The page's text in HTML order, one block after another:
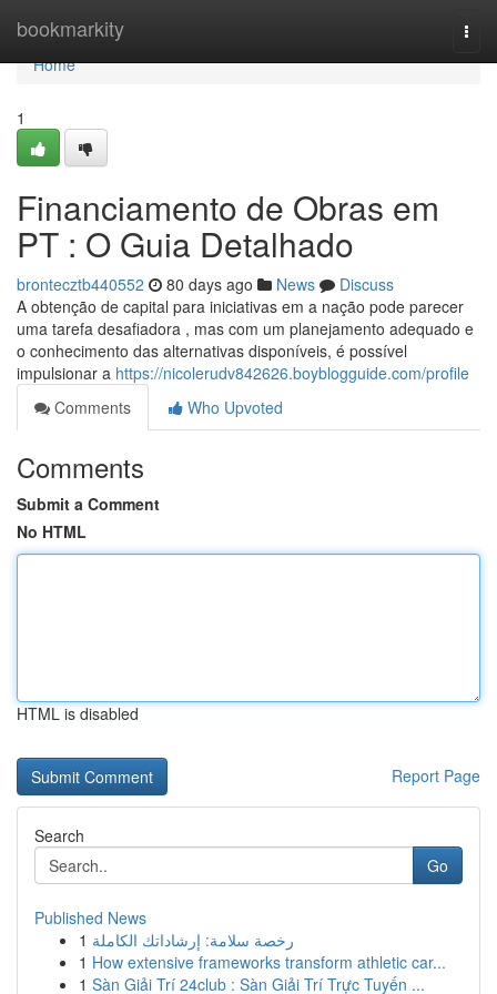
bookmarkity
Home
Home
1
Financiamento de Obras em
PT : O Guia Detalhado
brontecztb440552 80 days ago News
Discuss
A obtenção de capital para iniciativas em a nação pode parecer
uma tarefa desafiadora , mas com um planejamento adequado e
o conhecimento das alternativas disponíveis, é possível
impulsionar a https://nicolerudv842626.boyblogguide.com/profile
Comments
Who Upvoted
Comments
Submit a Comment
No HTML
HTML is disabled
Report Page
Search
Go
Published News
1 رخصة سلامة: إرشاداتك الكاملة
1 How extensive frameworks transform athletic car...
1 Sàn Giải Trí 24club : Sàn Giải Trí Trực Tuyến ...